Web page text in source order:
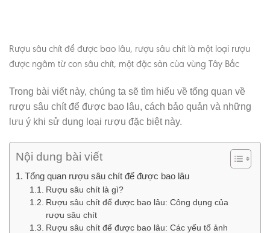
Rượu sâu chít để được bao lâu, rượu sâu chít là một loại rượu
được ngâm từ con sâu chít, một đặc sản của vùng Tây Bắc
Trong bài viết này, chúng ta sẽ tìm hiểu về tổng quan về
rượu sâu chít để được bao lâu, cách bảo quản và những
lưu ý khi sử dụng loại rượu đặc biệt này.
Nội dung bài viết
Tổng quan rượu sâu chít để được bao lâu
Rượu sâu chít là gì?
Rượu sâu chít để được bao lâu: Công dụng của
rượu sâu chít
Rượu sâu chít để được bao lâu: Các yếu tố ảnh